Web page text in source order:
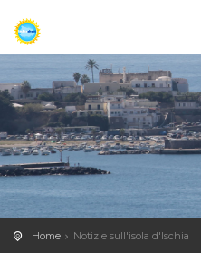
Home Notizie sull'isola d'Ischia